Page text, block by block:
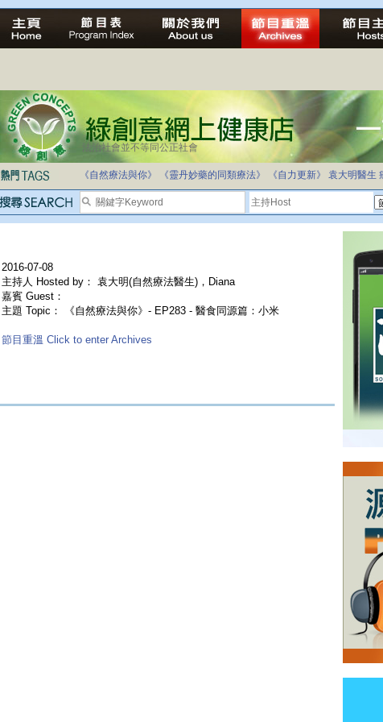
法治社會並不等同公正社會
《自然療法與你》 《靈丹妙藥的同類療法》 《自力更新》 袁大明醫生
2016-07-08
主持人 Hosted by： 袁大明(自然療法醫生)，Diana
嘉賓 Guest：
主題 Topic： 《自然療法與你》- EP283 - 醫食同源篇：小米
節目重溫 Click to enter Archives